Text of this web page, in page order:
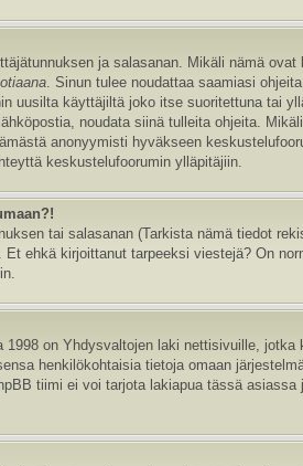
ja salasanan. Mikäli nämä
. Sinun tulee noudattaa saamiasi
uusilta käyttäjiltä joko itse suoritettuna tai
noudata siinä tulleita ohjeita.
anonyymisti hyväkseen
keskustelufoorumin ylläpitäjiin.
tai salasanan (Tarkista nämä tiedot
ehkä kirjoittanut tarpeeksi viestejä? On
on Yhdysvaltojen laki nettisivuille,
henkilökohtaisia tietoja omaan
tiimi ei voi tarjota lakiapua tässä